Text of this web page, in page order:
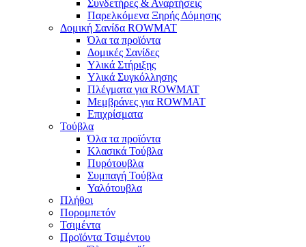
Συνδετήρες & Αναρτήσεις
Παρελκόμενα Ξηρής Δόμησης
Δομική Σανίδα ROWMAT
Όλα τα προϊόντα
Δομικές Σανίδες
Υλικά Στήριξης
Υλικά Συγκόλλησης
Πλέγματα για ROWMAT
Μεμβράνες για ROWMAT
Επιχρίσματα
Τούβλα
Όλα τα προϊόντα
Κλασικά Τούβλα
Πυρότουβλα
Συμπαγή Τούβλα
Υαλότουβλα
Πλήθοι
Πορομπετόν
Τσιμέντα
Προϊόντα Τσιμέντου